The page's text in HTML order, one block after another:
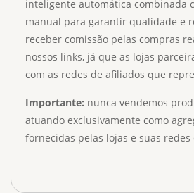
inteligente automática combinada
manual para garantir qualidade e
receber comissão pelas compras
nossos links, já que as lojas
com as redes de afiliados que
Importante: nunca vendemos
atuando exclusivamente como
fornecidas pelas lojas e suas redes